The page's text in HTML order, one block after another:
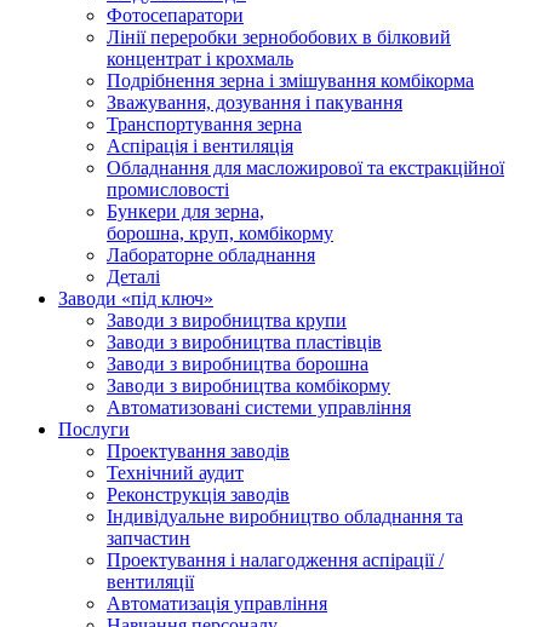
Фотосепаратори
Лінії переробки зернобобових в білковий
концентрат і крохмаль
Подрібнення зерна і змішування комбікорма
Зважування, дозування і пакування
Транспортування зерна
Аспірація і вентиляція
Обладнання для масложирової та екстракційної
промисловості
Бункери для зерна,
борошна, круп, комбікорму
Лабораторне обладнання
Деталі
Заводи «під ключ»
Заводи з виробництва крупи
Заводи з виробництва пластівців
Заводи з виробництва борошна
Заводи з виробництва комбікорму
Автоматизовані системи управління
Послуги
Проектування заводів
Технічний аудит
Реконструкція заводів
Індивідуальне виробництво обладнання та
запчастин
Проектування і налагодження аспірації /
вентиляції
Автоматизація управління